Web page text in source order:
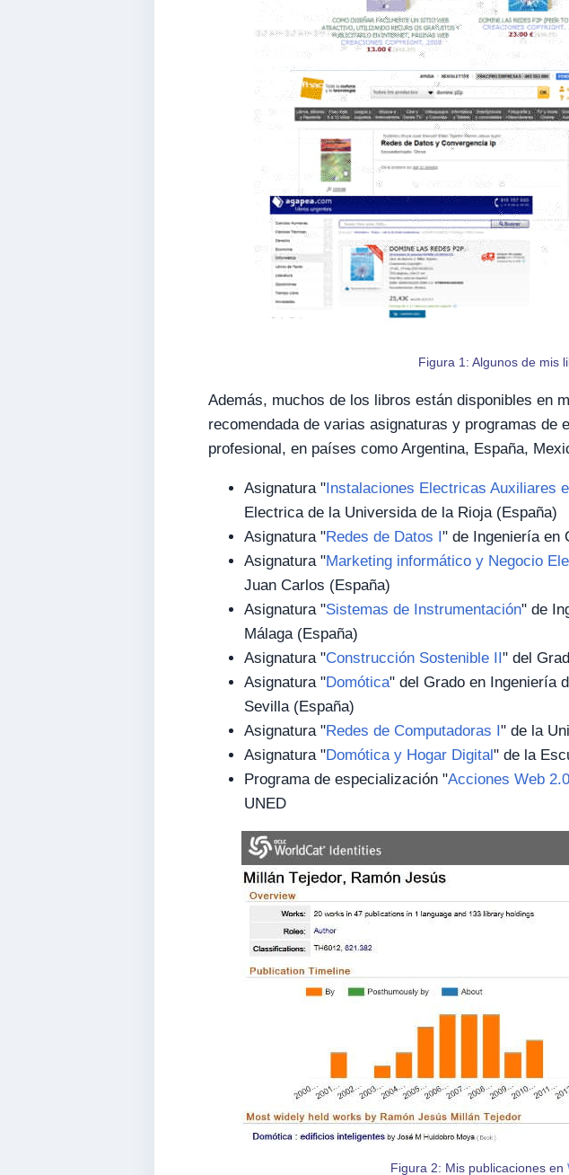
Figura 1: Algunos de mis
Además, muchos de los libros están disponibles en
recomendada de varias asignaturas y programas
profesional, en países como Argentina, España,
Asignatura "Instalaciones Electricas Auxiliares
Electrica de la Universida de la Rioja (España)
Asignatura "Redes de Datos I" de Ingeniería en
Asignatura "Marketing informático y Negocio
Juan Carlos (España)
Asignatura "Sistemas de Instrumentación" de
Málaga (España)
Asignatura "Construcción Sostenible II" del
Asignatura "Domótica" del Grado en Ingeniería
Sevilla (España)
Asignatura "Redes de Computadoras I" de la
Asignatura "Domótica y Hogar Digital" de la
Programa de especialización "Acciones Web
UNED
Figura 2: Mis publicaciones en